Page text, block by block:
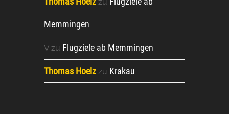
Memmingen
Vzu Flugziele ab Memmingen
Thomas Hoelz zu Krakau